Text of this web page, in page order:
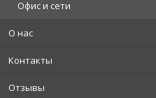
Офис и сети
О нас
Контакты
Отзывы